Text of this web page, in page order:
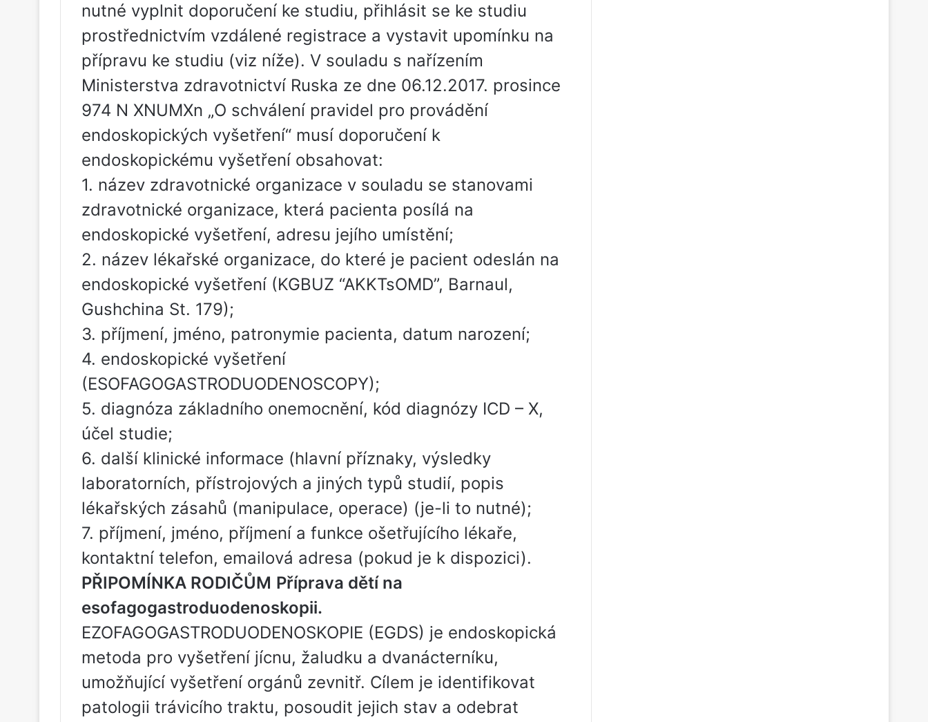
nutné vyplnit doporučení ke studiu, přihlásit se ke studiu
prostřednictvím vzdálené registrace a vystavit upomínku na
přípravu ke studiu (viz níže). V souladu s nařízením
Ministerstva zdravotnictví Ruska ze dne 06.12.2017. prosince
974 N XNUMXn „O schválení pravidel pro provádění
endoskopických vyšetření“ musí doporučení k
endoskopickému vyšetření obsahovat:
1. název zdravotnické organizace v souladu se stanovami
zdravotnické organizace, která pacienta posílá na
endoskopické vyšetření, adresu jejího umístění;
2. název lékařské organizace, do které je pacient odeslán na
endoskopické vyšetření (KGBUZ “AKKTsOMD”, Barnaul,
Gushchina St. 179);
3. příjmení, jméno, patronymie pacienta, datum narození;
4. endoskopické vyšetření
(ESOFAGOGASTRODUODENOSCOPY);
5. diagnóza základního onemocnění, kód diagnózy ICD – X,
účel studie;
6. další klinické informace (hlavní příznaky, výsledky
laboratorních, přístrojových a jiných typů studií, popis
lékařských zásahů (manipulace, operace) (je-li to nutné);
7. příjmení, jméno, příjmení a funkce ošetřujícího lékaře,
kontaktní telefon, emailová adresa (pokud je k dispozici).
PŘIPOMÍNKA RODIČŮM Příprava dětí na
esofagogastroduodenoskopii.
EZOFAGOGASTRODUODENOSKOPIE (EGDS) je endoskopická
metoda pro vyšetření jícnu, žaludku a dvanácterníku,
umožňující vyšetření orgánů zevnitř. Cílem je identifikovat
patologii trávicího traktu, posoudit jejich stav a odebrat